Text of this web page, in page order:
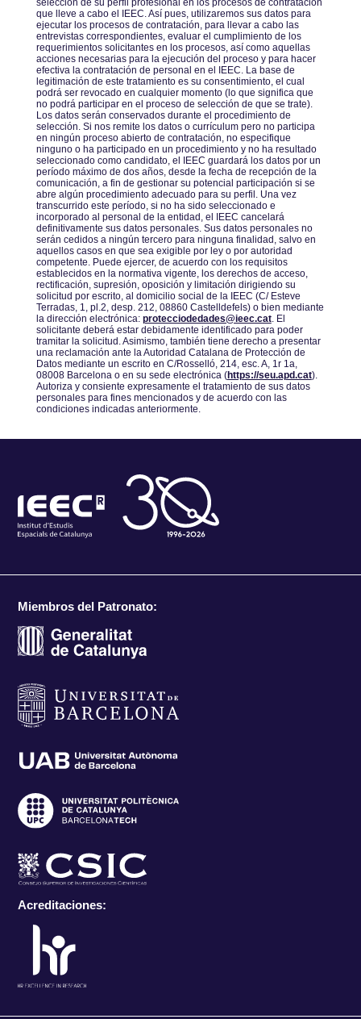
selección de su perfil profesional en los procesos de contratación
que lleve a cabo el IEEC. Así pues, utilizaremos sus datos para
ejecutar los procesos de contratación, para llevar a cabo las
entrevistas correspondientes, evaluar el cumplimiento de los
requerimientos solicitantes en los procesos, así como aquellas
acciones necesarias para la ejecución del proceso y para hacer
efectiva la contratación de personal en el IEEC. La base de
legitimación de este tratamiento es su consentimiento, el cual
podrá ser revocado en cualquier momento (lo que significa que
no podrá participar en el proceso de selección de que se trate).
Los datos serán conservados durante el procedimiento de
selección. Si nos remite los datos o currículum pero no participa
en ningún proceso abierto de contratación, no especifique
ninguno o ha participado en un procedimiento y no ha resultado
seleccionado como candidato, el IEEC guardará los datos por un
período máximo de dos años, desde la fecha de recepción de la
comunicación, a fin de gestionar su potencial participación si se
abre algún procedimiento adecuado para su perfil. Una vez
transcurrido este período, si no ha sido seleccionado e
incorporado al personal de la entidad, el IEEC cancelará
definitivamente sus datos personales. Sus datos personales no
serán cedidos a ningún tercero para ninguna finalidad, salvo en
aquellos casos en que sea exigible por ley o por autoridad
competente. Puede ejercer, de acuerdo con los requisitos
establecidos en la normativa vigente, los derechos de acceso,
rectificación, supresión, oposición y limitación dirigiendo su
solicitud por escrito, al domicilio social de la IEEC (C/ Esteve
Terradas, 1, pl.2, desp. 212, 08860 Castelldefels) o bien mediante
la dirección electrónica: protecciodedades@ieec.cat. El
solicitante deberá estar debidamente identificado para poder
tramitar la solicitud. Asimismo, también tiene derecho a presentar
una reclamación ante la Autoridad Catalana de Protección de
Datos mediante un escrito en C/Rosselló, 214, esc. A, 1r 1a,
08008 Barcelona o en su sede electrónica (https://seu.apd.cat).
Autoriza y consiente expresamente el tratamiento de sus datos
personales para fines mencionados y de acuerdo con las
condiciones indicadas anteriormente.
Miembros del Patronato:
Acreditaciones: